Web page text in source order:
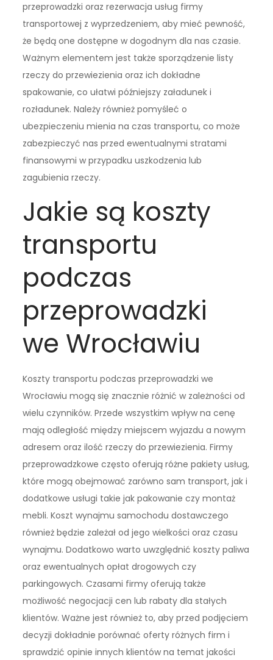
przeprowadzki oraz rezerwacja usług firmy
transportowej z wyprzedzeniem, aby mieć pewność,
że będą one dostępne w dogodnym dla nas czasie.
Ważnym elementem jest także sporządzenie listy
rzeczy do przewiezienia oraz ich dokładne
spakowanie, co ułatwi późniejszy załadunek i
rozładunek. Należy również pomyśleć o
ubezpieczeniu mienia na czas transportu, co może
zabezpieczyć nas przed ewentualnymi stratami
finansowymi w przypadku uszkodzenia lub
zagubienia rzeczy.
Jakie są koszty
transportu
podczas
przeprowadzki
we Wrocławiu
Koszty transportu podczas przeprowadzki we
Wrocławiu mogą się znacznie różnić w zależności od
wielu czynników. Przede wszystkim wpływ na cenę
mają odległość między miejscem wyjazdu a nowym
adresem oraz ilość rzeczy do przewiezienia. Firmy
przeprowadzkowe często oferują różne pakiety usług,
które mogą obejmować zarówno sam transport, jak i
dodatkowe usługi takie jak pakowanie czy montaż
mebli. Koszt wynajmu samochodu dostawczego
również będzie zależał od jego wielkości oraz czasu
wynajmu. Dodatkowo warto uwzględnić koszty paliwa
oraz ewentualnych opłat drogowych czy
parkingowych. Czasami firmy oferują także
możliwość negocjacji cen lub rabaty dla stałych
klientów. Ważne jest również to, aby przed podjęciem
decyzji dokładnie porównać oferty różnych firm i
sprawdzić opinie innych klientów na temat jakości